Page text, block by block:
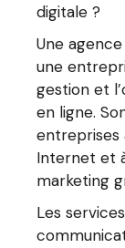
digitale ?
Une
une
gestion et
en ligne.
entreprises
Internet et
marketing
Les